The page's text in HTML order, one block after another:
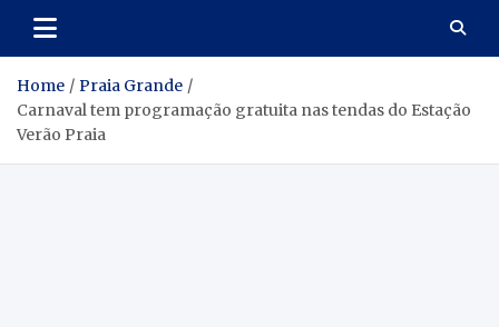
Home
Praia Grande
Carnaval tem programação gratuita nas tendas do Estação
Verão Praia